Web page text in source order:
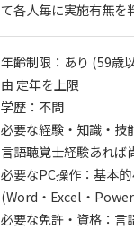
て各人毎に実施有無を
年齢制限：あり (59歳
由 定年を上限
学歴：不問
必要な経験・知識・
言語聴覚士経験あれば
必要なPC操作：基本
(Word・Excel・
必要な免許・資格：言